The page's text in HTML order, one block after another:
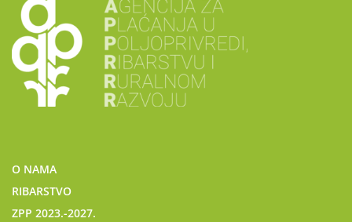
O NAMA
RIBARSTVO
ZPP 2023.-2027.